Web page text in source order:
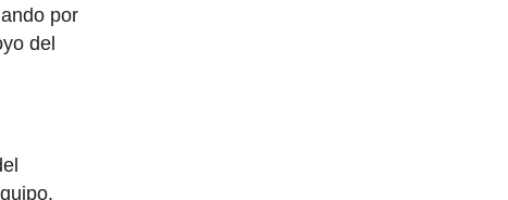
por
del